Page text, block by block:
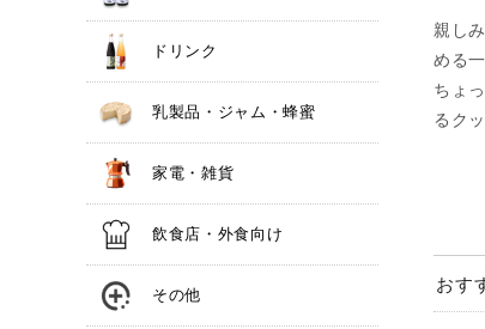
ドリンク
乳製品・ジャム・蜂蜜
家電・雑貨
飲食店・外食向け
その他
親し
める一
ちょ
るク
おす